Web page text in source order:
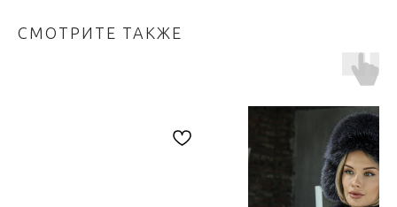
СМОТРИТЕ ТАКЖЕ